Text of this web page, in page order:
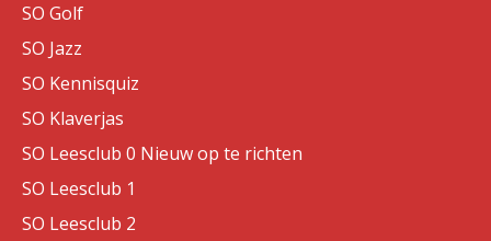
SO Golf
SO Jazz
SO Kennisquiz
SO Klaverjas
SO Leesclub 0 Nieuw op te richten
SO Leesclub 1
SO Leesclub 2